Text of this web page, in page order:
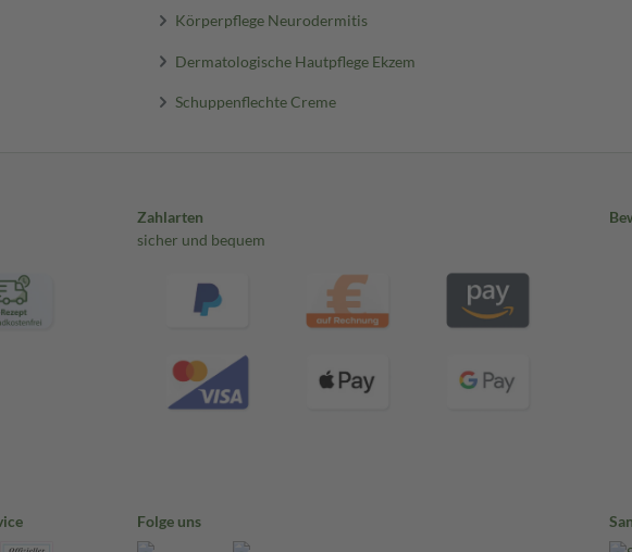
Körperpflege Neurodermitis
Dermatologische Hautpflege Ekzem
Schuppenflechte Creme
Zahlarten
sicher und bequem
Folge uns